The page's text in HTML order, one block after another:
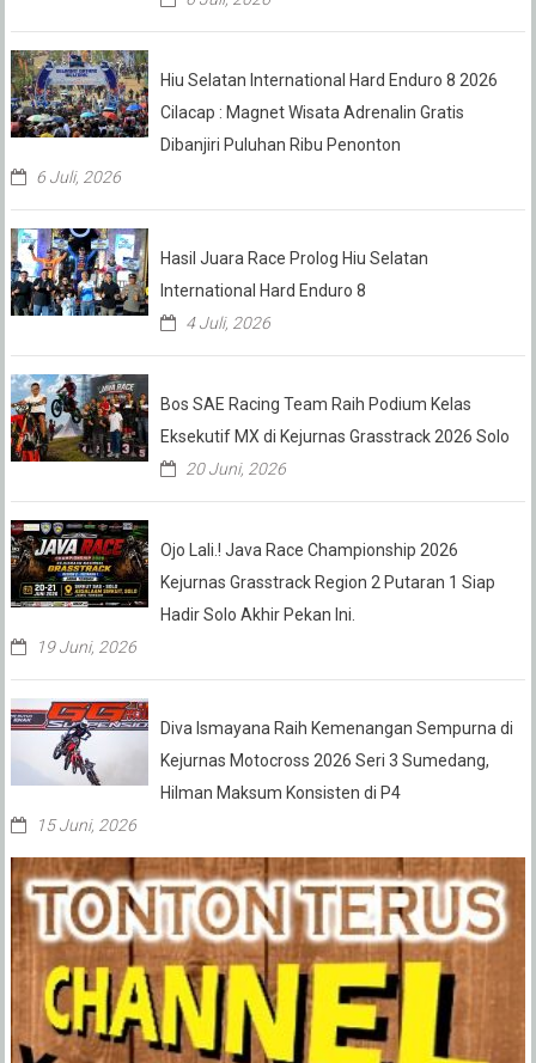
Hiu Selatan International Hard Enduro 8 2026
Cilacap : Magnet Wisata Adrenalin Gratis
Dibanjiri Puluhan Ribu Penonton
6 Juli, 2026
Hasil Juara Race Prolog Hiu Selatan
International Hard Enduro 8
4 Juli, 2026
Bos SAE Racing Team Raih Podium Kelas
Eksekutif MX di Kejurnas Grasstrack 2026 Solo
20 Juni, 2026
Ojo Lali.! Java Race Championship 2026
Kejurnas Grasstrack Region 2 Putaran 1 Siap
Hadir Solo Akhir Pekan Ini.
19 Juni, 2026
Diva Ismayana Raih Kemenangan Sempurna di
Kejurnas Motocross 2026 Seri 3 Sumedang,
Hilman Maksum Konsisten di P4
15 Juni, 2026